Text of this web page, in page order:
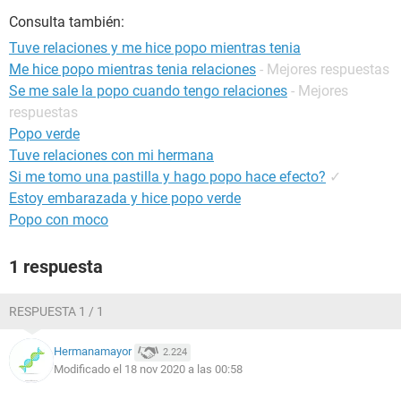
Consulta también:
Tuve relaciones y me hice popo mientras tenia
Me hice popo mientras tenia relaciones - Mejores respuestas
Se me sale la popo cuando tengo relaciones - Mejores
respuestas
Popo verde
Tuve relaciones con mi hermana
Si me tomo una pastilla y hago popo hace efecto? ✓
Estoy embarazada y hice popo verde
Popo con moco
1 respuesta
RESPUESTA 1 / 1
Hermanamayor 2.224
Modificado el 18 nov 2020 a las 00:58